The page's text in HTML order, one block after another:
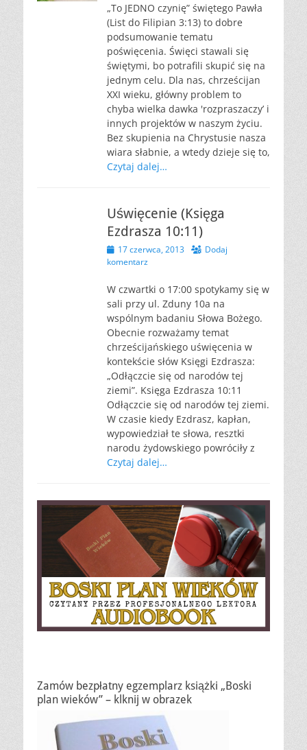
„To JEDNO czynię” świętego Pawła
(List do Filipian 3:13) to dobre
podsumowanie tematu
poświęcenia. Święci stawali się
świętymi, bo potrafili skupić się na
jednym celu. Dla nas, chrześcijan
XXI wieku, główny problem to
chyba wielka dawka 'rozpraszaczy’ i
innych projektów w naszym życiu.
Bez skupienia na Chrystusie nasza
wiara słabnie, a wtedy dzieje się to,
Czytaj dalej…
Uświęcenie (Księga
Ezdrasza 10:11)
Opublikowano
17 czerwca, 2013
Dodaj
komentarz
W czwartki o 17:00 spotykamy się w
sali przy ul. Zduny 10a na
wspólnym badaniu Słowa Bożego.
Obecnie rozważamy temat
chrześcijańskiego uświęcenia w
kontekście słów Księgi Ezdrasza:
„Odłączcie się od narodów tej
ziemi”. Księga Ezdrasza 10:11
Odłączcie się od narodów tej ziemi.
W czasie kiedy Ezdrasz, kapłan,
wypowiedział te słowa, resztki
narodu żydowskiego powróciły z
Czytaj dalej…
Zamów bezpłatny egzemplarz książki „Boski
plan wieków” – klknij w obrazek